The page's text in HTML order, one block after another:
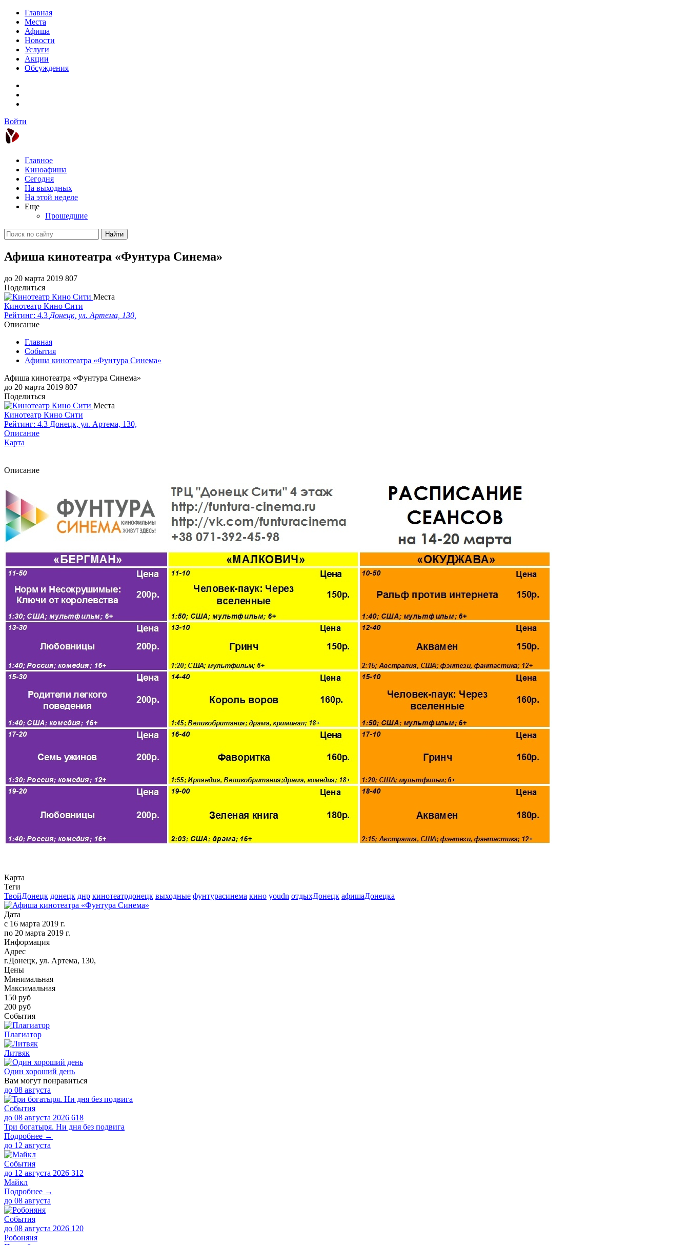
Главная
Места
Афиша
Новости
Услуги
Акции
Обсуждения
Войти
Главное
Киноафиша
Сегодня
На выходных
На этой неделе
Еще
Прошедшие
Найти
Афиша кинотеатра «Фунтура Синема»
до 20 марта 2019 807
Поделиться
Места
Кинотеатр Кино Сити
Рейтинг: 4.3 Донецк, ул. Артема, 130,
Описание
Главная
События
Афиша кинотеатра «Фунтура Синема»
Афиша кинотеатра «Фунтура Синема»
до 20 марта 2019 807
Поделиться
Места
Кинотеатр Кино Сити
Рейтинг: 4.3 Донецк, ул. Артема, 130,
Описание
Карта
Описание
Карта
Теги
ТвойДонецк донецк днр кинотеатрдонецк выходные фунтурасинема кино youdn отдыхДонецк афишаДонецка
Дата
с 16 марта 2019 г.
по 20 марта 2019 г.
Информация
Адрес
г.Донецк, ул. Артема, 130,
Цены
Минимальная
Максимальная
150 руб
200 руб
События
Плагиатор
Литвяк
Один хороший день
Вам могут понравиться
до 08 августа
События
до 08 августа 2026 618
Три богатыря. Ни дня без подвига
Подробнее →
до 12 августа
События
до 12 августа 2026 312
Майкл
Подробнее →
до 08 августа
События
до 08 августа 2026 120
Робоняня